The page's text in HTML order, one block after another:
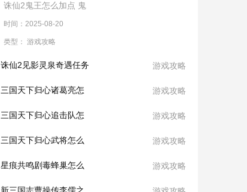
诛仙2鬼王怎么加点 鬼
时间：2025-08-20
类型： 游戏攻略
诛仙2见影灵泉奇遇任务 游戏攻略
三国天下归心诸葛亮怎 游戏攻略
三国天下归心追击队怎 游戏攻略
三国天下归心武将怎么 游戏攻略
星痕共鸣剧毒蜂巢怎么 游戏攻略